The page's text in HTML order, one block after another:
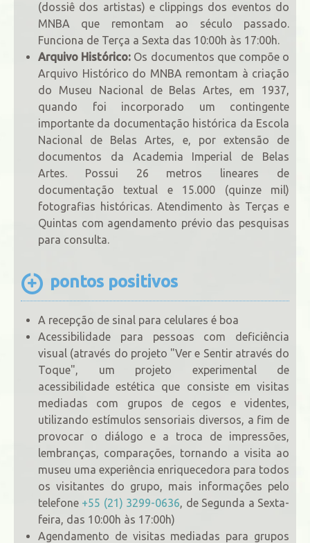
(dossiê dos artistas) e clippings dos eventos do
MNBA que remontam ao século passado.
Funciona de Terça a Sexta das 10:00h às 17:00h.
Arquivo Histórico: Os documentos que compõe o
Arquivo Histórico do MNBA remontam à criação
do Museu Nacional de Belas Artes, em 1937,
quando foi incorporado um contingente
importante da documentação histórica da Escola
Nacional de Belas Artes, e, por extensão de
documentos da Academia Imperial de Belas
Artes. Possui 26 metros lineares de
documentação textual e 15.000 (quinze mil)
fotografias históricas. Atendimento às Terças e
Quintas com agendamento prévio das pesquisas
para consulta.
pontos positivos
A recepção de sinal para celulares é boa
Acessibilidade para pessoas com deficiência
visual (através do projeto "Ver e Sentir através do
Toque", um projeto experimental de
acessibilidade estética que consiste em visitas
mediadas com grupos de cegos e videntes,
utilizando estímulos sensoriais diversos, a fim de
provocar o diálogo e a troca de impressões,
lembranças, comparações, tornando a visita ao
museu uma experiência enriquecedora para todos
os visitantes do grupo, mais informações pelo
telefone +55 (21) 3299-0636, de Segunda a Sexta-
feira, das 10:00h às 17:00h)
Agendamento de visitas mediadas para grupos